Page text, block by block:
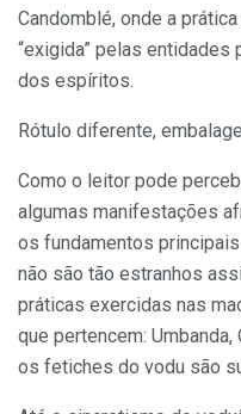
Candomblé, onde a
“exigida” pelas
dos espíritos.
Rótulo diferente,
Como o leitor pode
algumas manifestações
os fundamentos
não são tão estranhos
práticas exercidas nas
que pertencem:
os fetiches do vodu são